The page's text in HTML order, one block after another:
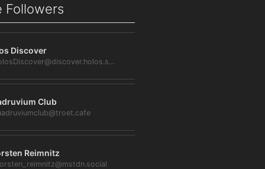
Followers
Discover
@HolosDiscover@discover.holos.social
Club
Reimnitz